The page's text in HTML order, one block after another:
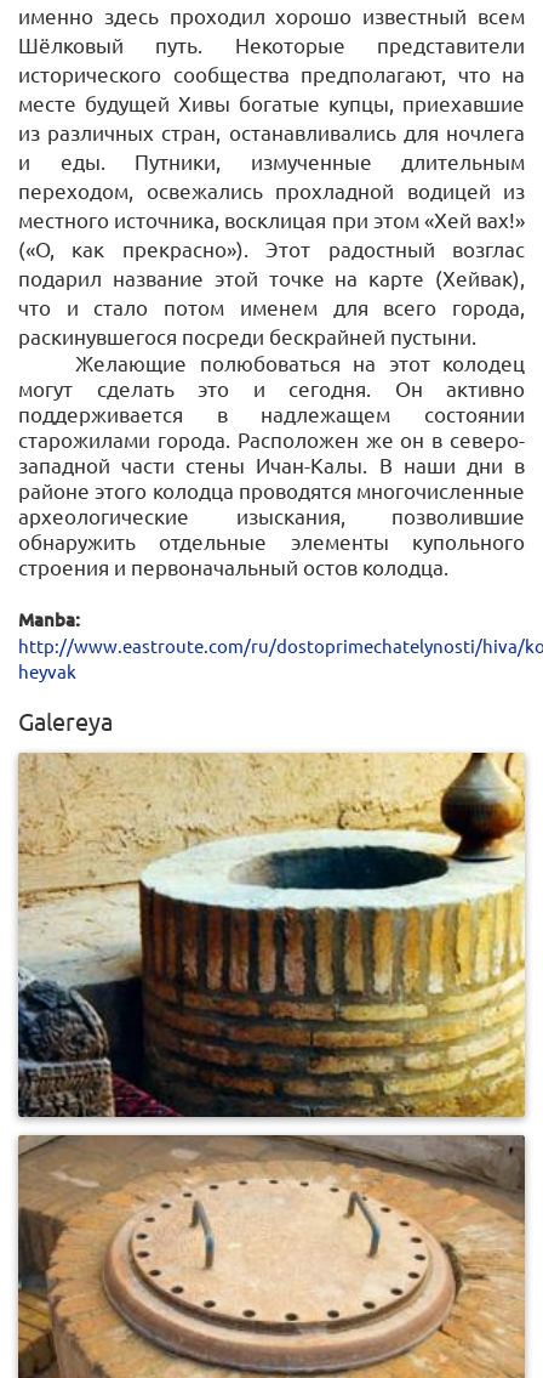
именно здесь проходил хорошо известный всем
Шёлковый путь. Некоторые представители
исторического сообщества предполагают, что на
месте будущей Хивы богатые купцы, приехавшие
из различных стран, останавливались для ночлега
и еды. Путники, измученные длительным
переходом, освежались прохладной водицей из
местного источника, восклицая при этом «Хей вах!»
(«О, как прекрасно»). Этот радостный возглас
подарил название этой точке на карте (Хейвак),
что и стало потом именем для всего города,
раскинувшегося посреди бескрайней пустыни.
Желающие полюбоваться на этот колодец
могут сделать это и сегодня. Он активно
поддерживается в надлежащем состоянии
старожилами города. Расположен же он в северо-
западной части стены Ичан-Калы. В наши дни в
районе этого колодца проводятся многочисленные
археологические изыскания, позволившие
обнаружить отдельные элементы купольного
строения и первоначальный остов колодца.
Manba:
http://www.eastroute.com/ru/dostoprimechatelynosti/hiva/
heyvak
Galereya
0 478
0 469